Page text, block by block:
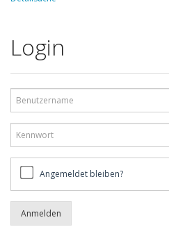
Login
bleiben?Angemeldet bleiben?